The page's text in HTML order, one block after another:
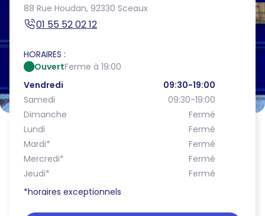
88 Rue Houdan, 92330 Sceaux
01 55 52 02 12
HORAIRES :
OuvertFerme à 19:00
Vendredi
09:30-19:00
Samedi
09:30-19:00
Dimanche
Fermé
Lundi
Fermé
Mardi*
Fermé
Mercredi*
Fermé
Jeudi*
Fermé
*horaires exceptionnels